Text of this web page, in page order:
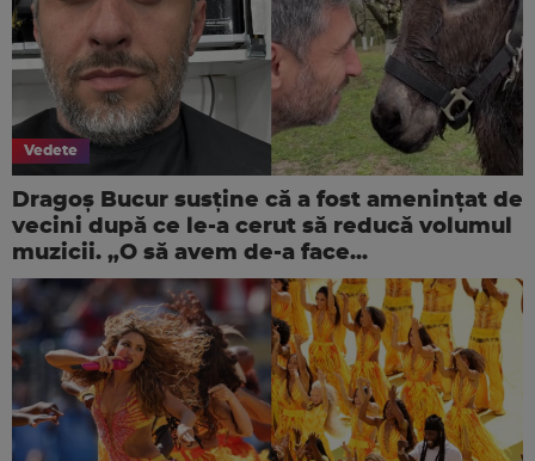
Vedete
Dragoș Bucur susține că a fost amenințat de
vecini după ce le-a cerut să reducă volumul
muzicii. „O să avem de-a face...